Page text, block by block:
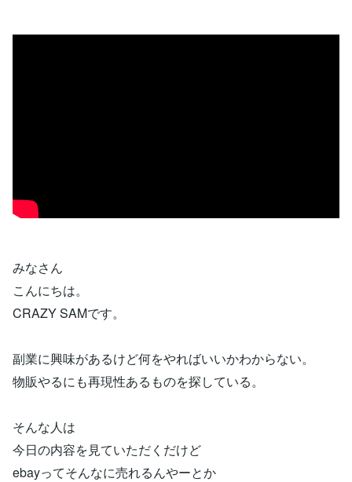
みなさん
こんにちは。
CRAZY SAMです。
副業に興味があるけど何をやればいいかわからない。
物販やるにも再現性あるものを探している。
そんな人は
今日の内容を見ていただくだけど
ebayってそんなに売れるんやーとか